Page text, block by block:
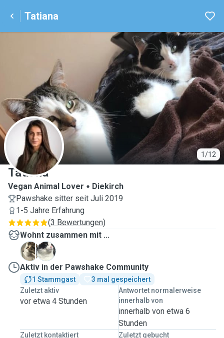
Tatiana
1/12
T
Tatiana
Vegan Animal Lover
Diekirch
Pawshake sitter seit Juli 2019
1-5 Jahre Erfahrung
(3 Bewertungen)
Wohnt zusammen mit ...
N
N
Aktiv in der Pawshake Community
1 Stammgast
3 mal gespeichert
Zuletzt aktiv
vor etwa 4 Stunden
Antwortet normalerweise
innerhalb von
innerhalb von etwa 6
Stunden
Zuletzt kontaktiert Zuletzt gebucht